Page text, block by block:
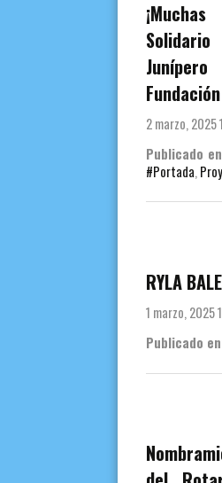
2 marzo, 2025
Publicado
#Portada,
RYLA
1 marzo, 2025
Publicado